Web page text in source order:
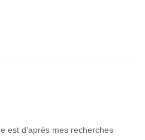
est d’après mes recherches